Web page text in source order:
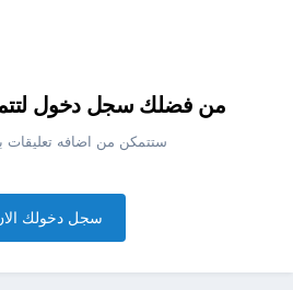
من فضلك سجل دخول
ستتمكن من اضافه تعليقات
سجل دخولك